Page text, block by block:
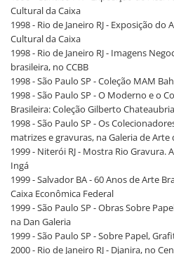
Cultural da Caixa
1998 - Rio de Janeiro RJ - Exposição
Cultural da Caixa
1998 - Rio de Janeiro RJ - Imagens
brasileira, no CCBB
1998 - São Paulo SP - Coleção MAM
1998 - São Paulo SP - O Moderno e o
Brasileira: Coleção Gilberto
1998 - São Paulo SP - Os
matrizes e gravuras, na Galeria de Arte
1999 - Niterói RJ - Mostra Rio Gravura.
Ingá
1999 - Salvador BA - 60 Anos de Arte
Caixa Econômica Federal
1999 - São Paulo SP - Obras Sobre
na Dan Galeria
1999 - São Paulo SP - Sobre Papel,
2000 - Rio de Janeiro RJ - Djanira, no